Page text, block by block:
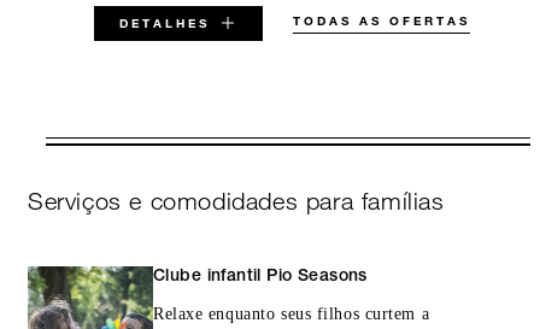
DETALHES TODAS AS OFERTAS
VÁLIDO PARA DATAS SELECIONADAS
5 AGO 2026 – 31 DEZ 2029
momento da reserva. Podem haver datas não
elegíveis e outras restrições.
Serviços e comodidades para famílias
Clube infantil Pio Seasons
Relaxe enquanto seus filhos curtem a